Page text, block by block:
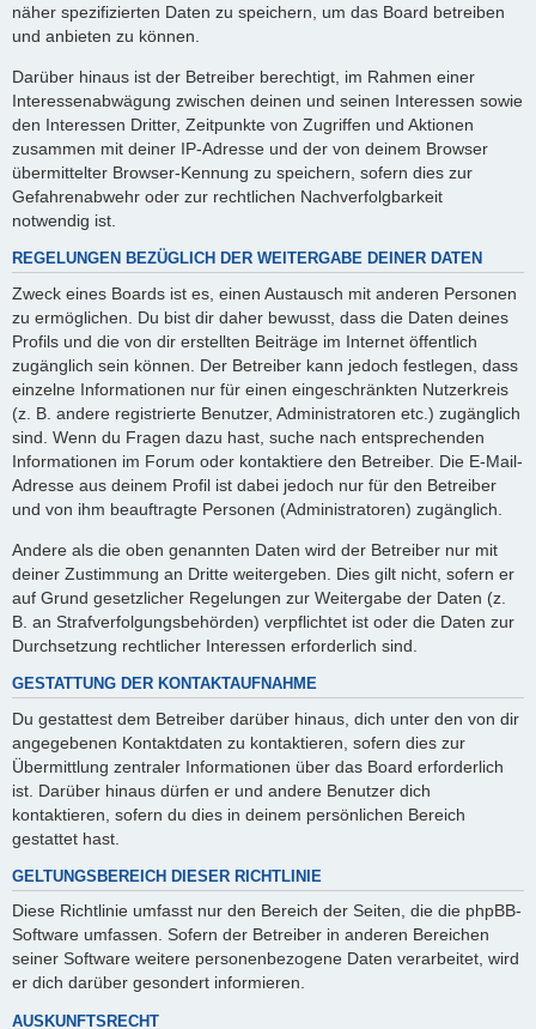
näher spezifizierten Daten zu speichern, um das Board betreiben
und anbieten zu können.
Darüber hinaus ist der Betreiber berechtigt, im Rahmen einer
Interessenabwägung zwischen deinen und seinen Interessen sowie
den Interessen Dritter, Zeitpunkte von Zugriffen und Aktionen
zusammen mit deiner IP-Adresse und der von deinem Browser
übermittelter Browser-Kennung zu speichern, sofern dies zur
Gefahrenabwehr oder zur rechtlichen Nachverfolgbarkeit
notwendig ist.
REGELUNGEN BEZÜGLICH DER WEITERGABE DEINER DATEN
Zweck eines Boards ist es, einen Austausch mit anderen Personen
zu ermöglichen. Du bist dir daher bewusst, dass die Daten deines
Profils und die von dir erstellten Beiträge im Internet öffentlich
zugänglich sein können. Der Betreiber kann jedoch festlegen, dass
einzelne Informationen nur für einen eingeschränkten Nutzerkreis
(z. B. andere registrierte Benutzer, Administratoren etc.) zugänglich
sind. Wenn du Fragen dazu hast, suche nach entsprechenden
Informationen im Forum oder kontaktiere den Betreiber. Die E-Mail-
Adresse aus deinem Profil ist dabei jedoch nur für den Betreiber
und von ihm beauftragte Personen (Administratoren) zugänglich.
Andere als die oben genannten Daten wird der Betreiber nur mit
deiner Zustimmung an Dritte weitergeben. Dies gilt nicht, sofern er
auf Grund gesetzlicher Regelungen zur Weitergabe der Daten (z.
B. an Strafverfolgungsbehörden) verpflichtet ist oder die Daten zur
Durchsetzung rechtlicher Interessen erforderlich sind.
GESTATTUNG DER KONTAKTAUFNAHME
Du gestattest dem Betreiber darüber hinaus, dich unter den von dir
angegebenen Kontaktdaten zu kontaktieren, sofern dies zur
Übermittlung zentraler Informationen über das Board erforderlich
ist. Darüber hinaus dürfen er und andere Benutzer dich
kontaktieren, sofern du dies in deinem persönlichen Bereich
gestattet hast.
GELTUNGSBEREICH DIESER RICHTLINIE
Diese Richtlinie umfasst nur den Bereich der Seiten, die die phpBB-
Software umfassen. Sofern der Betreiber in anderen Bereichen
seiner Software weitere personenbezogene Daten verarbeitet, wird
er dich darüber gesondert informieren.
AUSKUNFTSRECHT